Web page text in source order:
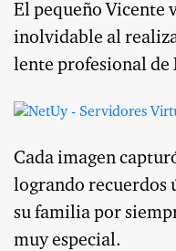
El pequeño Vicente
inolvidable al
lente profesional de
Cada imagen
logrando recuerdos
su familia por
muy especial.